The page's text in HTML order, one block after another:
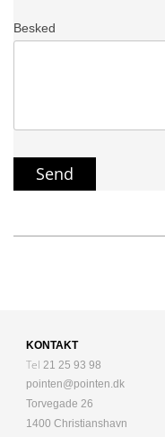
Besked
KONTAKT
Tel 21 25 93 98
pointen@pointen.dk
Torvegade 26
1400 Christianshavn